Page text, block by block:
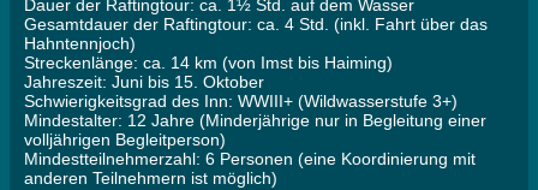
Dauer der Raftingtour: ca. 1½ Std. auf dem Wasser
Gesamtdauer der Raftingtour: ca. 4 Std. (inkl. Fahrt über das
Hahntennjoch)
Streckenlänge: ca. 14 km (von Imst bis Haiming)
Jahreszeit: Juni bis 15. Oktober
Schwierigkeitsgrad des Inn: WWIII+ (Wildwasserstufe 3+)
Mindestalter: 12 Jahre (Minderjährige nur in Begleitung einer
volljährigen Begleitperson)
Mindestteilnehmerzahl: 6 Personen (eine Koordinierung mit
anderen Teilnehmern ist möglich)